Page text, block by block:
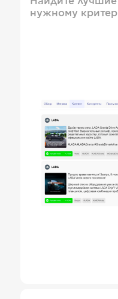
нужному